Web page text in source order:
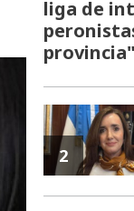
liga de
provincia"
2